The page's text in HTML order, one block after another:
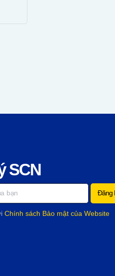
SCN
Chính sách Bảo mật của Website